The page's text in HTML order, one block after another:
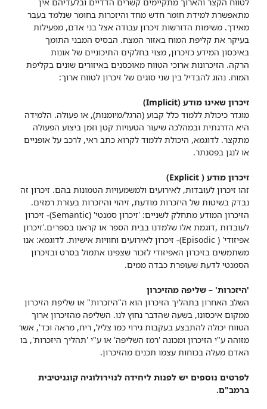
מתאפשרת למידת חומר חדש מחד והיזכרות בחומר שנלמד בעבר
מאידך. משימות הדורשות זיכרון עבודה אצל בני אדם, מפעילות
בעיקר את קליפת המוח באזור המצח. הבסיס המבני התומך
באיכסון המידע כזיכרון, מצוי בחלקים התיכוניים של אונות
הרקה. הזיכרונות ארוכי הטווח מאוכסנים באיזורים שונים בקליפת
המוח. נהוג להבדיל בין שני סוגים של זיכרון לטווח ארוך:
זיכרון שאינו מודע (Implicit
)
מוגדר כיכולת ללמוד כלל קבוע (הרגל/מיומנות), או פעולה. הלמידה
היא הדרגתית ובמהלכה שיעור הטעויות קטן וזמן ביצוע הפעולה
מתקצר. לדוגמא, היכולת ללמוד לקרוא כתב ראי, לרכב על אופניים
או לנגן בפסנתר.
זיכרון מודע ( Explicit
)
זהו זיכרון לעובדות, לאירועים ולמשמעויות הטמונות בהם. זיכרון זה
נבדק בשיטות של היזכרות מודעת, זיהוי והיזכרות בעזרת רמזים.
הזיכרון המודע מתחלק לשניים: 'זיכרון סמנטי' (Semantic)- זיכרון
לעובדות ,דוגמת אלו שלמדנו בבית הספר או קראנו בספרים.'זיכרון
אפיזודי' ( Episodic)- זיכרון לאירועים וחוויות אישיות. לדוגמא: אנו
משתמשים בזיכרון האפיזודי לזכור שצפינו אתמול בסרט ובזיכרון
הסמנטי לדעת שעופרת כבדה ממים.
'היזכרות' – שליפה מהזיכרון
השלב האחרון בתהליך הזיכרון הוא ה"היזכרות" או שליפת הזיכרון
ממקום איכסונו, בשעה שהדבר נחוץ לנו. השליפה מהזיכרון ארוך
הטווח יכולה להתבצע בעקבות גירוי כמו צליל, ריח, מראה וכד', אשר
מזוהה ע"י הזיכרון ומכונה 'רמז השליפה' או ע"י 'תהליך היזכרות', בו
האדם מעלה בכוחות עצמו תכנים מהזיכרון.
לפרטים נוספים יש לפנות ליחידה לנוירולוגיה קוגניטיבית
ברמב"ם.​